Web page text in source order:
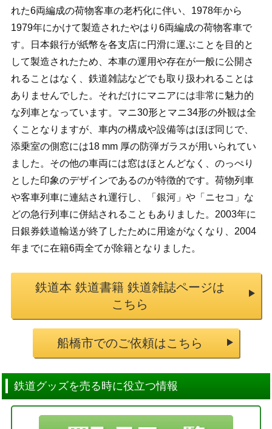
れた6両編成の荷物客車の老朽化に伴い、1978年から
1979年にかけて製造されたやはり6両編成の荷物客車で
す。日本銀行が紙幣を各支店に円滑に運ぶことを目的と
して製造されたため、本車の運用や存在が一般に公開さ
れることはなく、鉄道雑誌などでも取り扱われることは
ありませんでした。それだけにマニアには非常に魅力的
な列車となっています。マニ30形とマニ34形の外観は全
くことなりますが、車内の構成や設備等はほぼ同じで、
添乗室の側窓には18 mm 厚の防弾ガラスが用いられてい
ました。その他の車両には窓はほとんどなく、のっぺり
とした印象のデザインであるのが特徴的です。荷物列車
や客車列車に連結され運行し、「銀河」や「ニセコ」な
どの急行列車に併結されることもありました。2003年に
日銀券鉄道輸送が終了したために用途がなくなり、2004
年までに在籍6両全てが除籍となりました。
鉄道本 鉄道書籍 鉄道雑誌ページは
こちら
船橋市でのご依頼はこちら
鉄道グッズを売る時に役立つ情報